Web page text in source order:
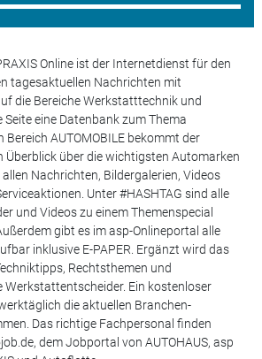
Online ist der Internetdienst für den
tagesaktuellen Nachrichten mit
die Bereiche Werkstatttechnik und
eine Datenbank zum Thema
Bereich AUTOMOBILE bekommt der
Überblick über die wichtigsten Automarken
Nachrichten, Bildergalerien, Videos
Unter #HASHTAG sind alle
und Videos zu einem Themenspecial
gibt es im asp-Onlineportal alle
inklusive E-PAPER. Ergänzt wird das
Rechtsthemen und
Werkstattentscheider. Ein kostenloser
die aktuellen Branchen-
Das richtige Fachpersonal finden
dem Jobportal von AUTOHAUS, asp